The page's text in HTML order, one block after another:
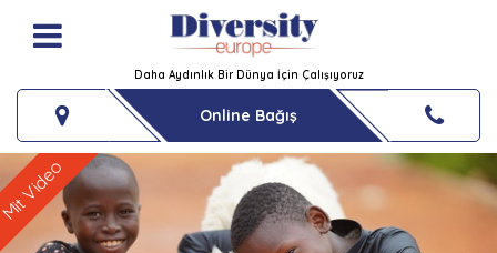
Daha Aydınlık Bir Dünya İçin Çalışıyoruz
Online Bağış
Video